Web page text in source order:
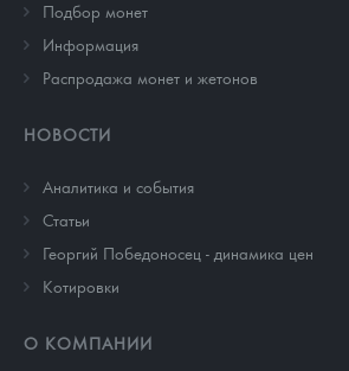
Подбор монет
Информация
Распродажа монет и жетонов
НОВОСТИ
Аналитика и события
Cтатьи
Георгий Победоносец - динамика цен
Котировки
О КОМПАНИИ